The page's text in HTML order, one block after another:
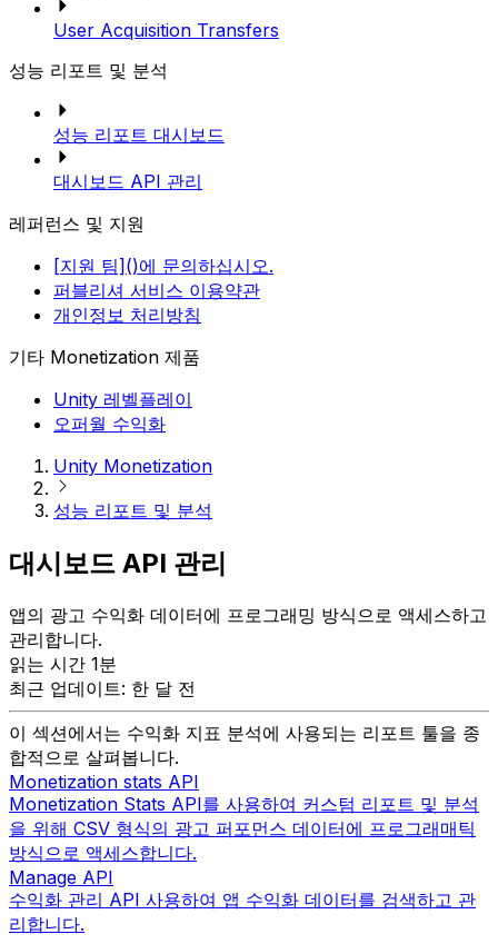
User Acquisition Transfers
성능 리포트 및 분석
성능 리포트 대시보드
대시보드 API 관리
레퍼런스 및 지원
[지원 팀]()에 문의하십시오.
퍼블리셔 서비스 이용약관
개인정보 처리방침
기타 Monetization 제품
Unity 레벨플레이
오퍼월 수익화
Unity Monetization
성능 리포트 및 분석
대시보드 API 관리
앱의 광고 수익화 데이터에 프로그래밍 방식으로 액세스하고
관리합니다.
읽는 시간 1분
최근 업데이트: 한 달 전
이 섹션에서는 수익화 지표 분석에 사용되는 리포트 툴을 종
합적으로 살펴봅니다.
Monetization stats API
Monetization Stats API를 사용하여 커스텀 리포트 및 분석
을 위해 CSV 형식의 광고 퍼포먼스 데이터에 프로그래매틱
방식으로 액세스합니다.
Manage API
수익화 관리 API 사용하여 앱 수익화 데이터를 검색하고 관
리합니다.